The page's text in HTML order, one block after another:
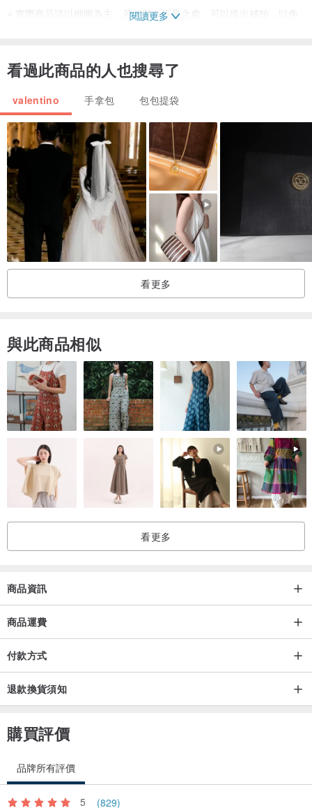
※ 實際商品請以細圖為主，若細圖有不足之處，可以提出補拍，以免
介意再購買，多多詢問商品狀況，清楚後再下標。售出不退喔 !
※ 出貨前會妥善包裝，敬請放心
-----------------------------------------------------
在此懇請各位客倌大德先進，下標商品前一定要先問清楚、想清楚、
看清楚再購買，不要等到收到商品後，對價格、商品色差、商品功能
性不符合自己的需求...等等相關問題要求提出退貨，這樣對彼此都是
極大的困擾與時間的浪費 !
再次拜託 ! 感謝 !
閱讀更多
看過此商品的人也搜尋了
valentino 手拿包 包包提袋
看更多
與此商品相似
看更多
商品資訊
商品運費
付款方式
退款換貨須知
購買評價
品牌所有評價
5 (829)